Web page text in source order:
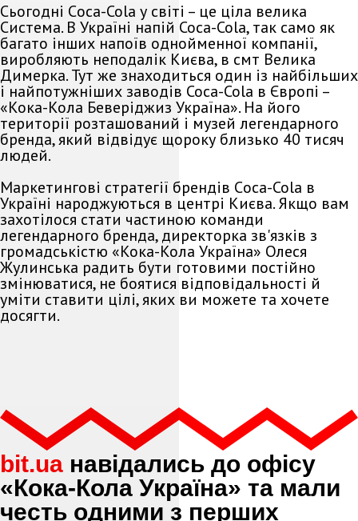
Сьогодні Сoca-Cola у світі – це ціла велика
Система. В Україні напій Соса-Соla, так само як
багато інших напоїв однойменної компанії,
виробляють неподалік Києва, в смт Велика
Димерка. Тут же знаходиться один із найбільших
і найпотужніших заводів Соса-Соla в Європі –
«Кока-Кола Беверіджиз Україна». На його
території розташований і музей легендарного
бренда, який відвідує щороку близько 40 тисяч
людей.
Маркетингові стратегії брендів Сoca-Cola в
Україні народжуються в центрі Києва. Якщо вам
захотілося стати частиною команди
легендарного бренда, директорка зв'язків з
громадськістю «Кока-Кола Україна» Олеся
Жулинська радить бути готовими постійно
змінюватися, не боятися відповідальності й
уміти ставити цілі, яких ви можете та хочете
досягти.
bit.ua навідались до офісу
«Кока-Кола Україна» та мали
честь одними з перших